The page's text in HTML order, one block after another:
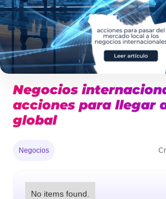
Negocios
acciones para llegar
global
Negocios
No items found.